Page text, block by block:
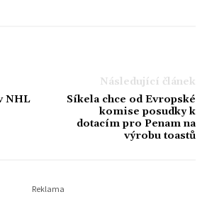
NHL
Následující článek
Síkela chce od Evropské
komise posudky k
dotacím pro Penam na
výrobu toastů